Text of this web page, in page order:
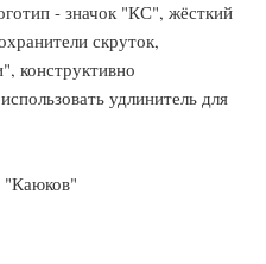
- значок "КС", жёсткий
скруток,
конструктивно
удлинитель для
"Каюков"